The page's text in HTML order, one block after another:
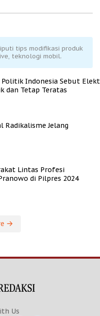
tips modifikasi produk
teknologi mobil.
Indonesia Sebut
dan Tetap Teratas
Radikalisme Jelang
Lintas Profesi
di Pilpres 2024
Us